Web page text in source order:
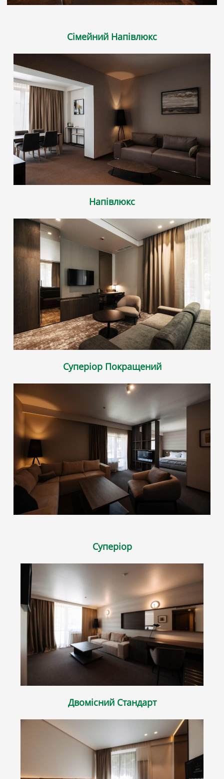
Cімейний Напівлюкс
Напівлюкс
Суперіор Покращений
Суперіор
Двомісний Стандарт